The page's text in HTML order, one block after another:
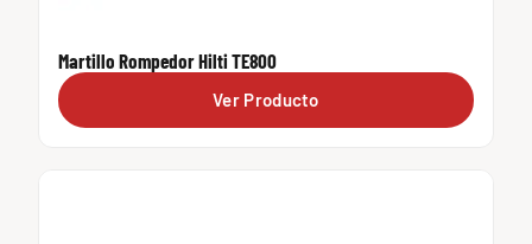
Martillo Rompedor Hilti TE800
Ver Producto